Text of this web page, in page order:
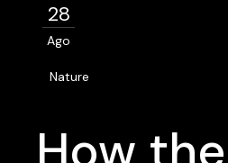
28
Ago
Nature